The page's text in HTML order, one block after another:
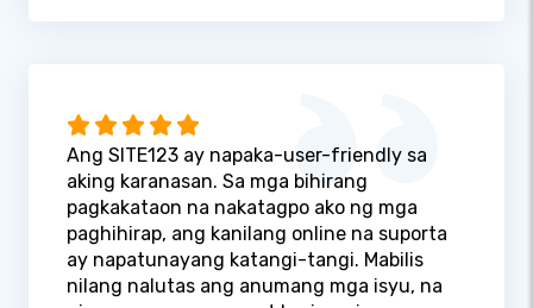
Ang SITE123 ay napaka-user-friendly sa
aking karanasan. Sa mga bihirang
pagkakataon na nakatagpo ako ng mga
paghihirap, ang kanilang online na suporta
ay napatunayang katangi-tangi. Mabilis
nilang nalutas ang anumang mga isyu, na